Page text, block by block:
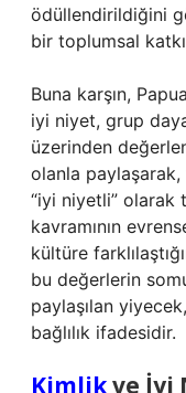
ödüllendirildiğini
bir toplumsal
Buna karşın,
iyi niyet, grup
üzerinden
olanla
“iyi niyetli” olarak
kavramının
kültüre
bu değerlerin
paylaşılan
bağlılık ifadesidir.
Kimlikve İyi